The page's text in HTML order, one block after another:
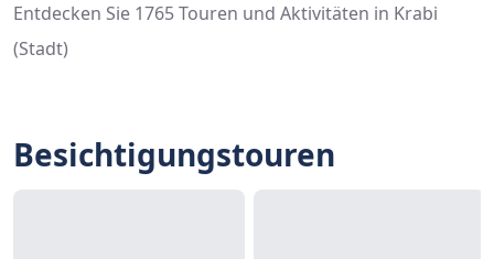
Entdecken Sie 1765 Touren und Aktivitäten in Krabi
(Stadt)
Besichtigungstouren